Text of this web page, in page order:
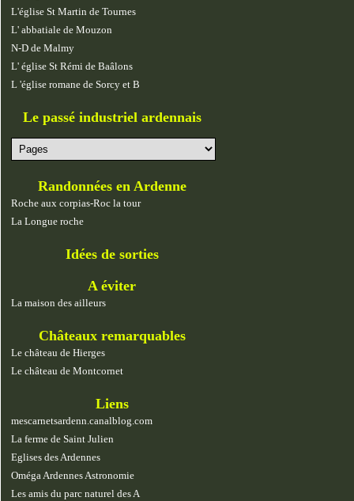
L'église St Martin de Tournes
L' abbatiale de Mouzon
N-D de Malmy
L' église St Rémi de Baâlons
L 'église romane de Sorcy et B
Le passé industriel ardennais
Randonnées en Ardenne
Roche aux corpias-Roc la tour
La Longue roche
Idées de sorties
A éviter
La maison des ailleurs
Châteaux remarquables
Le château de Hierges
Le château de Montcornet
Liens
mescarnetsardenn.canalblog.com
La ferme de Saint Julien
Eglises des Ardennes
Oméga Ardennes Astronomie
Les amis du parc naturel des A